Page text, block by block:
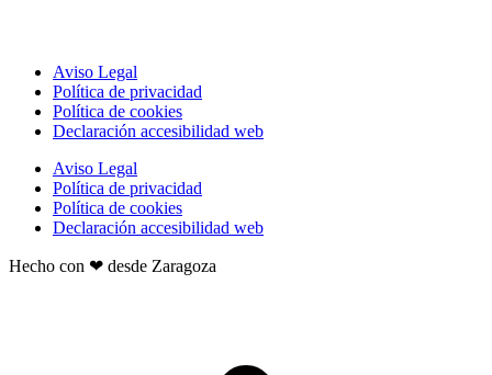
Aviso Legal
Política de privacidad
Política de cookies
Declaración accesibilidad web
Aviso Legal
Política de privacidad
Política de cookies
Declaración accesibilidad web
Hecho con ❤ desde Zaragoza